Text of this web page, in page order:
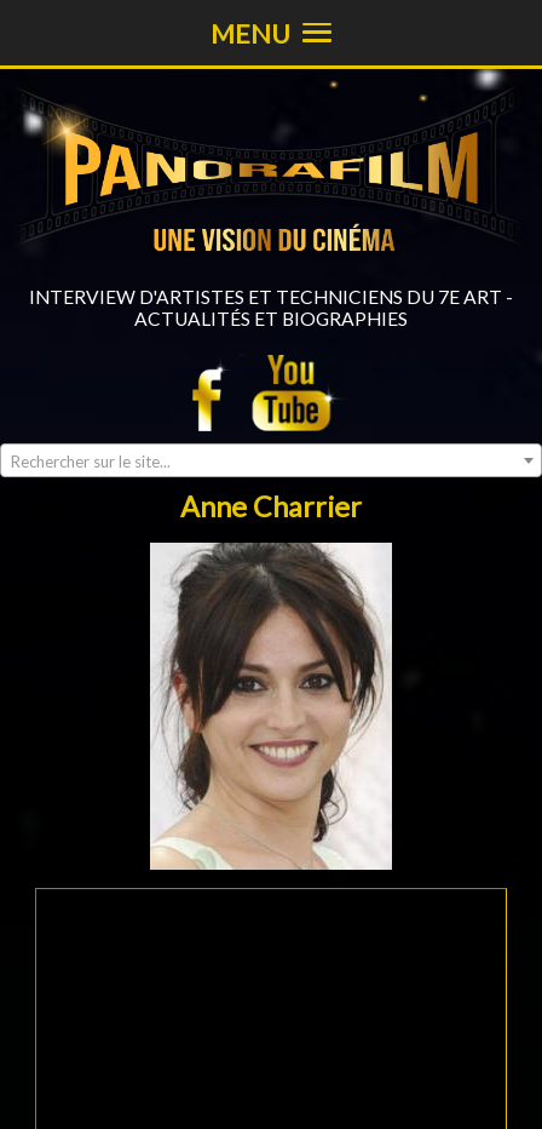
INTERVIEW D'ARTISTES ET TECHNICIENS DU 7E ART -
ACTUALITÉS ET BIOGRAPHIES
Rechercher sur le site...
MENU
Anne Charrier